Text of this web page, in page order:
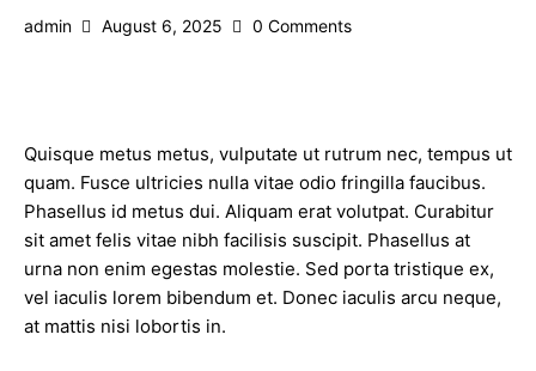
admin August 6, 2025 0 Comments
Quisque metus metus, vulputate ut rutrum nec, tempus ut
quam. Fusce ultricies nulla vitae odio fringilla faucibus.
Phasellus id metus dui. Aliquam erat volutpat. Curabitur
sit amet felis vitae nibh facilisis suscipit. Phasellus at
urna non enim egestas molestie. Sed porta tristique ex,
vel iaculis lorem bibendum et. Donec iaculis arcu neque,
at mattis nisi lobortis in.